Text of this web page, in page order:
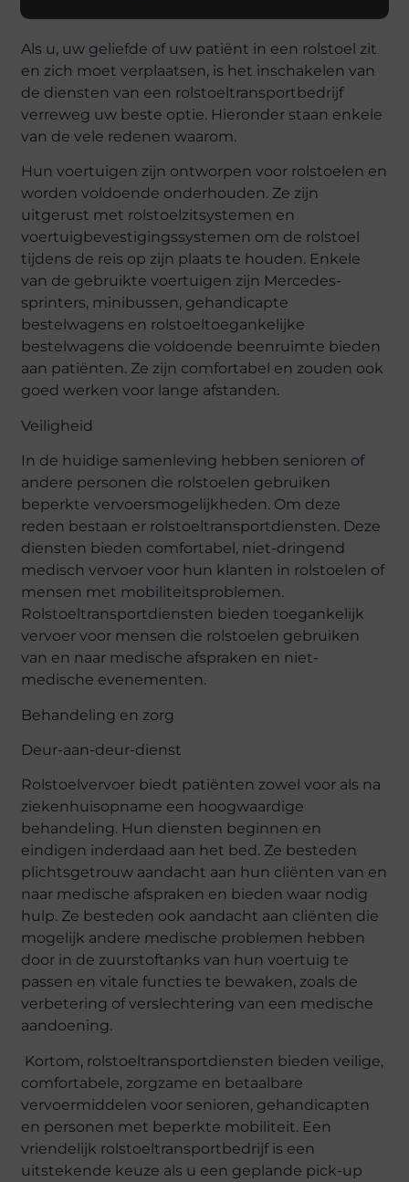
Als u, uw geliefde of uw patiënt in een rolstoel zit
en zich moet verplaatsen, is het inschakelen van
de diensten van een rolstoeltransportbedrijf
verreweg uw beste optie. Hieronder staan ​​enkele
van de vele redenen waarom.
Hun voertuigen zijn ontworpen voor rolstoelen en
worden voldoende onderhouden. Ze zijn
uitgerust met rolstoelzitsystemen en
voertuigbevestigingssystemen om de rolstoel
tijdens de reis op zijn plaats te houden. Enkele
van de gebruikte voertuigen zijn Mercedes-
sprinters, minibussen, gehandicapte
bestelwagens en rolstoeltoegankelijke
bestelwagens die voldoende beenruimte bieden
aan patiënten. Ze zijn comfortabel en zouden ook
goed werken voor lange afstanden.
Veiligheid
In de huidige samenleving hebben senioren of
andere personen die rolstoelen gebruiken
beperkte vervoersmogelijkheden. Om deze
reden bestaan ​​er rolstoeltransportdiensten. Deze
diensten bieden comfortabel, niet-dringend
medisch vervoer voor hun klanten in rolstoelen of
mensen met mobiliteitsproblemen.
Rolstoeltransportdiensten bieden toegankelijk
vervoer voor mensen die rolstoelen gebruiken
van en naar medische afspraken en niet-
medische evenementen.
Behandeling en zorg
Deur-aan-deur-dienst
Rolstoelvervoer biedt patiënten zowel voor als na
ziekenhuisopname een hoogwaardige
behandeling. Hun diensten beginnen en
eindigen inderdaad aan het bed. Ze besteden
plichtsgetrouw aandacht aan hun cliënten van en
naar medische afspraken en bieden waar nodig
hulp. Ze besteden ook aandacht aan cliënten die
mogelijk andere medische problemen hebben
door in de zuurstoftanks van hun voertuig te
passen en vitale functies te bewaken, zoals de
verbetering of verslechtering van een medische
aandoening.
Kortom, rolstoeltransportdiensten bieden veilige,
comfortabele, zorgzame en betaalbare
vervoermiddelen voor senioren, gehandicapten
en personen met beperkte mobiliteit. Een
vriendelijk rolstoeltransportbedrijf is een
uitstekende keuze als u een geplande pick-up